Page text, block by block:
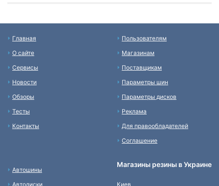
Главная
О сайте
Сервисы
Новости
Обзоры
Тесты
Контакты
Пользователям
Магазинам
Поставщикам
Параметры шин
Параметры дисков
Реклама
Для правообладателей
Соглашение
Автошины
Автодиски
Магазины резины в Украине
Киев